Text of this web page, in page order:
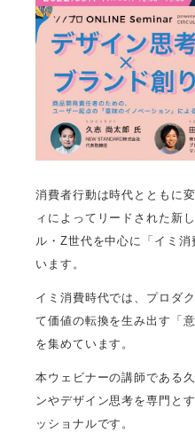
消費者行動は時代とともに
ィによってリードされた新
ル・Z世代を中心に「イミ
います。
イミ消費時代では、プロダ
て価値の転換を生み出す「
を集めています。
本ウェビナーの講師である
ンやデザイン思考を専門と
ッショナルです。